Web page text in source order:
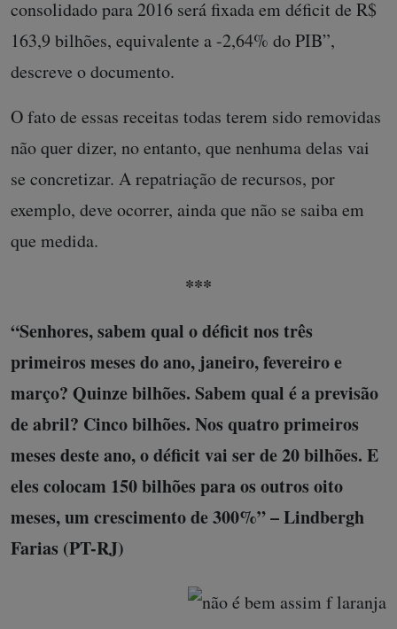
consolidado para 2016 será fixada em déficit de R$
163,9 bilhões, equivalente a -2,64% do PIB”,
descreve o documento.
O fato de essas receitas todas terem sido removidas
não quer dizer, no entanto, que nenhuma delas vai
se concretizar. A repatriação de recursos, por
exemplo, deve ocorrer, ainda que não se saiba em
que medida.
***
“Senhores, sabem qual o déficit nos três
primeiros meses do ano, janeiro, fevereiro e
março? Quinze bilhões. Sabem qual é a previsão
de abril? Cinco bilhões. Nos quatro primeiros
meses deste ano, o déficit vai ser de 20 bilhões. E
eles colocam 150 bilhões para os outros oito
meses, um crescimento de 300%” – Lindbergh
Farias (PT-RJ)